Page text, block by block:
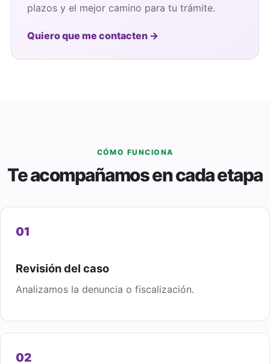
plazos y el mejor camino para tu trámite.
Quiero que me contacten →
CÓMO FUNCIONA
Te acompañamos en cada etapa
01
Revisión del caso
Analizamos la denuncia o fiscalización.
02